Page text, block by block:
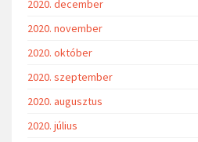
2021. július
2021. június
2021. május
2021. április
2021. március
2021. február